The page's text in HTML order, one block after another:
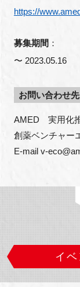
https://
募集期間 ：
〜 2023.05.16
お問い合わせ先
AMED　実用化
創薬ベンチャー
E-mail v-
イ